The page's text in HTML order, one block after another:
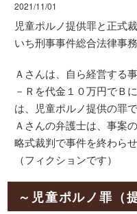
2021/11/01
児童ポルノ提供罪と正式
いち刑事事件総合法律事
Ａさんは、自ら経営する
－Ｒを代金１０万円でＢ
は、児童ポルノ提供の罪
Ａさんの弁護士は、事案
略式裁判で事件を終わら
（フィクションです）
～児童ポルノ罪（